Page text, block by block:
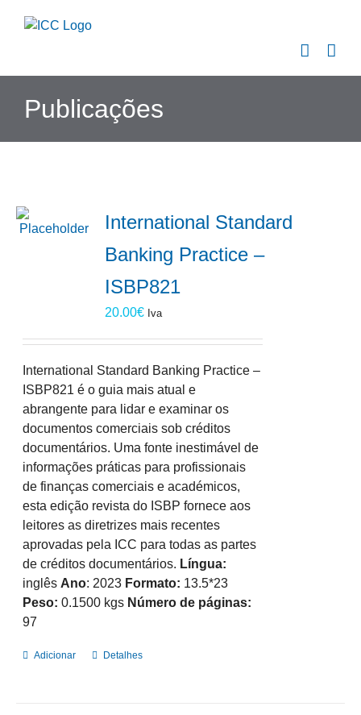
Publicações
International Standard
Banking Practice –
ISBP821
20.00€ Iva
International Standard Banking Practice –
ISBP821 é o guia mais atual e
abrangente para lidar e examinar os
documentos comerciais sob créditos
documentários. Uma fonte inestimável de
informações práticas para profissionais
de finanças comerciais e académicos,
esta edição revista do ISBP fornece aos
leitores as diretrizes mais recentes
aprovadas pela ICC para todas as partes
de créditos documentários. Língua:
inglês Ano: 2023 Formato: 13.5*23
Peso: 0.1500 kgs Número de páginas:
97
Adicionar Detalhes